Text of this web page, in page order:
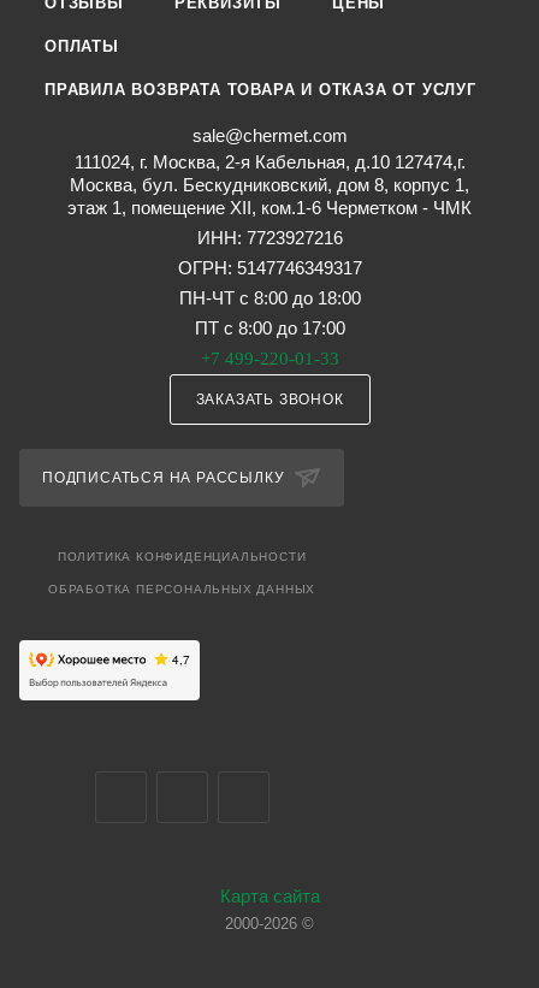
ОПЛАТЫ
ПРАВИЛА ВОЗВРАТА ТОВАРА И ОТКАЗА ОТ УСЛУГ
sale@chermet.com
111024, г. Москва, 2-я Кабельная, д.10 127474,г.
Москва, бул. Бескудниковский, дом 8, корпус 1,
этаж 1, помещение XII, ком.1-6 Черметком - ЧМК
ИНН: 7723927216
ОГРН: 5147746349317
ПН-ЧТ с 8:00 до 18:00
ПТ с 8:00 до 17:00
+7 499-220-01-33
ЗАКАЗАТЬ ЗВОНОК
ПОДПИСАТЬСЯ НА РАССЫЛКУ
ПОЛИТИКА КОНФИДЕНЦИАЛЬНОСТИ
ОБРАБОТКА ПЕРСОНАЛЬНЫХ ДАННЫХ
Карта сайта
2000-2026 ©